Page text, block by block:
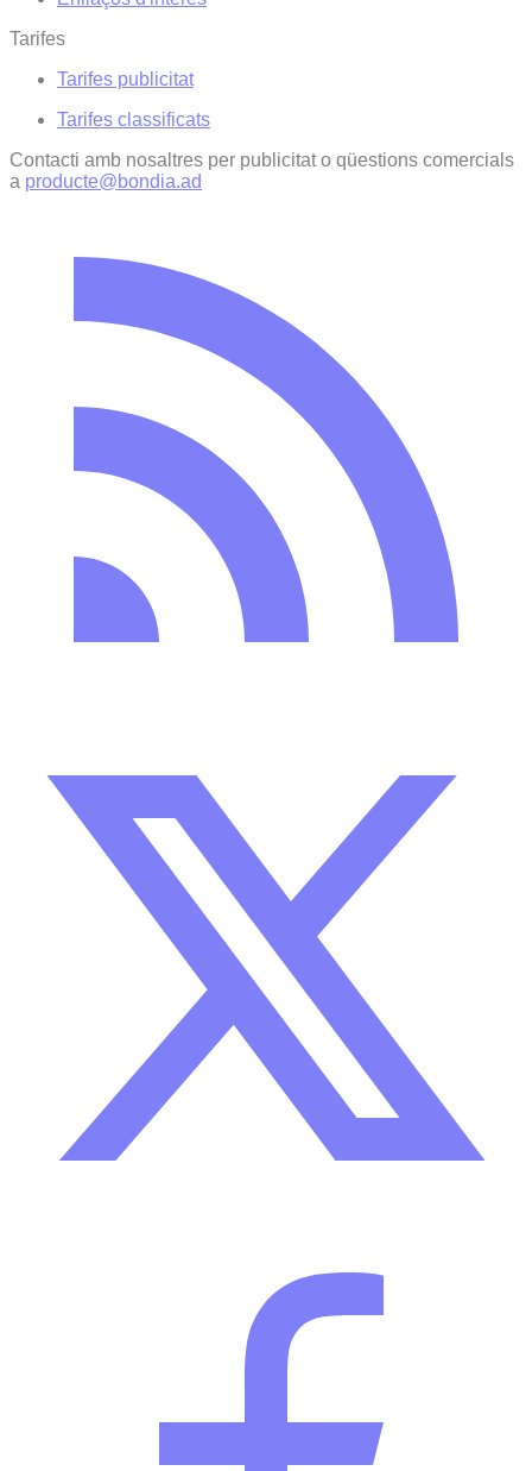
Tarifes
Tarifes publicitat
Tarifes classificats
Contacti amb nosaltres per publicitat o qüestions comercials
a producte@bondia.ad